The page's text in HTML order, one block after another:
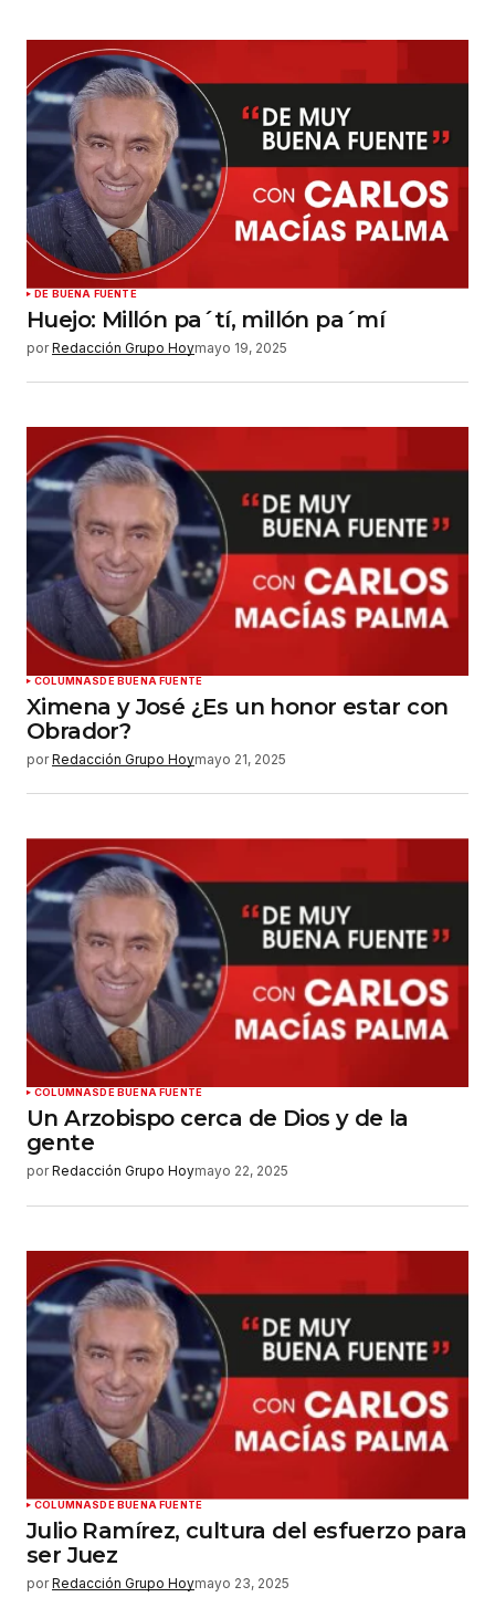
DE BUENA FUENTE
Huejo: Millón pa´tí, millón pa´mí
por Redacción Grupo Hoymayo 19, 2025
COLUMNASDE BUENA FUENTE
Ximena y José ¿Es un honor estar con
Obrador?
por Redacción Grupo Hoymayo 21, 2025
COLUMNASDE BUENA FUENTE
Un Arzobispo cerca de Dios y de la
gente
por Redacción Grupo Hoymayo 22, 2025
COLUMNASDE BUENA FUENTE
Julio Ramírez, cultura del esfuerzo para
ser Juez
por Redacción Grupo Hoymayo 23, 2025